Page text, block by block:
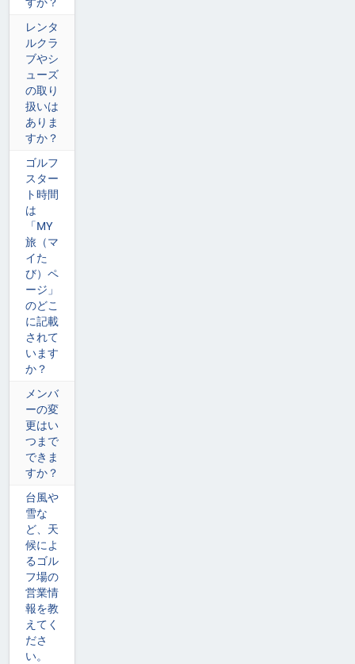
レンタ
ルクラ
ブやシ
ューズ
の取り
扱いは
ありま
すか？
ゴルフ
スター
ト時間
は
「MY
旅（マ
イた
び）ペ
ージ」
のどこ
に記載
されて
います
か？
メンバ
ーの変
更はい
つまで
できま
すか？
台風や
雪な
ど、天
候によ
るゴル
フ場の
営業情
報を教
えてく
ださ
い。